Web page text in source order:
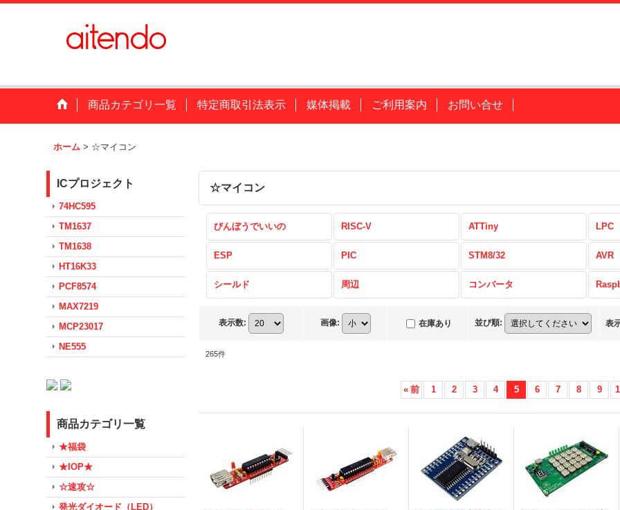
商品カテゴリ一覧 特定商取引法表示 媒体掲載 ご利用案内 お問い合せ
ホーム > ☆マイコン
ICプロジェクト
74HC595
TM1637
TM1638
HT16K33
PCF8574
MAX7219
MCP23017
NE555
商品カテゴリ一覧
★福袋
★IOP★
☆速攻☆
発光ダイオード（LED）
☆マイコン
びんぼうでいいの RISC-V ATTiny LPC
ESP PIC STM8/32 AVR
シールド 周辺 コンバータ
表示数: 画像: 在庫あり 並び順: 表
265件
« 前 1 2 3 4 5 6 7 8 9